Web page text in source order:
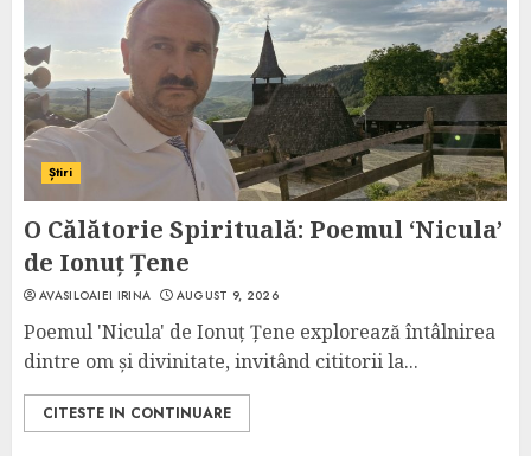
Știri
O Călătorie Spirituală: Poemul ‘Nicula’
de Ionuț Țene
AVASILOAIEI IRINA AUGUST 9, 2026
Poemul 'Nicula' de Ionuț Țene explorează întâlnirea
dintre om și divinitate, invitând cititorii la...
CITESTE IN CONTINUARE